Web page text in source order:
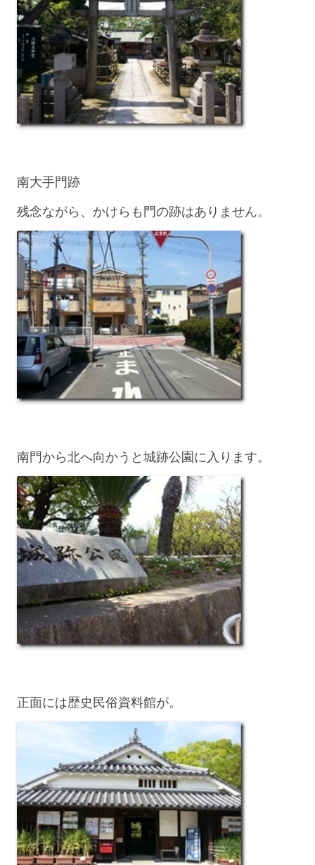
南大手門跡
残念ながら、かけらも門の跡はありません。
南門から北へ向かうと城跡公園に入ります。
正面には歴史民俗資料館が。